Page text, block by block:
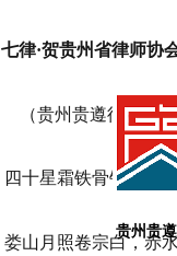
七律·贺贵州省律师协
（贵州贵遵律师事
四十星霜铁骨铮，辩
娄山月照卷宗白，赤
贵州贵